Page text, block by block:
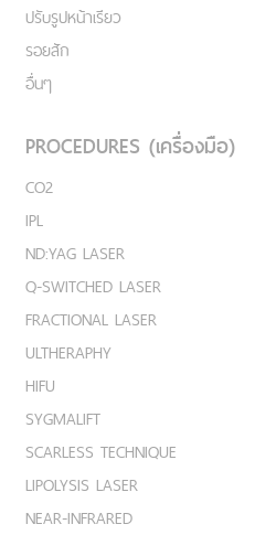
ปรับรูปหน้าเรียว
รอยสัก
อื่นๆ
PROCEDURES (เครื่องมือ)
CO2
IPL
ND:YAG LASER
Q-SWITCHED LASER
FRACTIONAL LASER
ULTHERAPHY
HIFU
SYGMALIFT
SCARLESS TECHNIQUE
LIPOLYSIS LASER
NEAR-INFRARED